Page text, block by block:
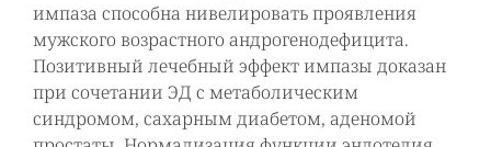
импаза способна нивелировать проявления
мужского возрастного андрогенодефицита.
Позитивный лечебный эффект импазы доказан
при сочетании ЭД с метаболическим
синдромом, сахарным диабетом, аденомой